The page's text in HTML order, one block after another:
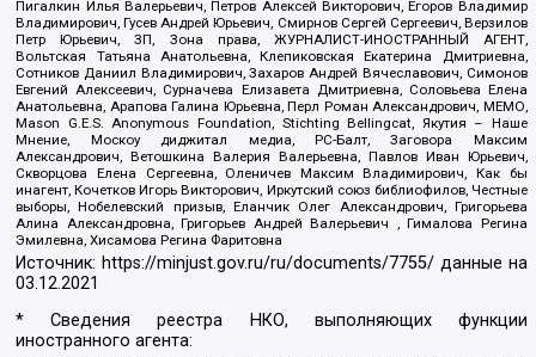
Пигалкин Илья Валерьевич, Петров Алексей Викторович, Егоров Владимир
Владимирович, Гусев Андрей Юрьевич, Смирнов Сергей Сергеевич, Верзилов
Петр Юрьевич, ЗП, Зона права, ЖУРНАЛИСТ-ИНОСТРАННЫЙ АГЕНТ,
Вольтская Татьяна Анатольевна, Клепиковская Екатерина Дмитриевна,
Сотников Даниил Владимирович, Захаров Андрей Вячеславович, Симонов
Евгений Алексеевич, Сурначева Елизавета Дмитриевна, Соловьева Елена
Анатольевна, Арапова Галина Юрьевна, Перл Роман Александрович, МЕМО,
Mason G.E.S. Anonymous Foundation, Stichting Bellingcat, Якутия – Наше
Мнение, Москоу диджитал медиа, РС-Балт, Заговора Максим
Александрович, Ветошкина Валерия Валерьевна, Павлов Иван Юрьевич,
Скворцова Елена Сергеевна, Оленичев Максим Владимирович, Как бы
инагент, Кочетков Игорь Викторович, Иркутский союз библиофилов, Честные
выборы, Нобелевский призыв, Еланчик Олег Александрович, Григорьева
Алина Александровна, Григорьев Андрей Валерьевич , Гималова Регина
Эмилевна, Хисамова Регина Фаритовна
Источник: https://minjust.gov.ru/ru/documents/7755/ данные на
03.12.2021
* Сведения реестра НКО, выполняющих функции
иностранного агента: